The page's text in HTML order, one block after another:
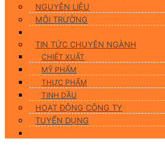
NGUYÊN LIỆU
MÔI TRƯỜNG
TIN TỨC CHUYÊN NGÀNH
CHIẾT XUẤT
MỸ PHẨM
THỰC PHẨM
TINH DẦU
HOẠT ĐỘNG CÔNG TY
TUYỂN DỤNG